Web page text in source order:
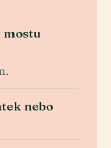
mostu
nebo